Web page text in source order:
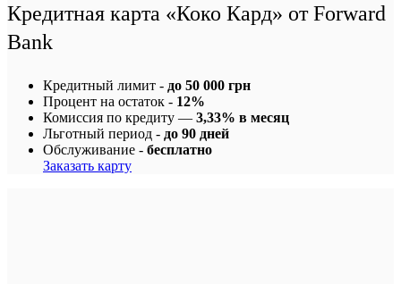
Кредитная карта «Коко Кард» от Forward
Bank
Кредитный лимит - до 50 000 грн
Процент на остаток - 12%
Комиссия по кредиту — 3,33% в месяц
Льготный период - до 90 дней
Обслуживание - бесплатно
Заказать карту